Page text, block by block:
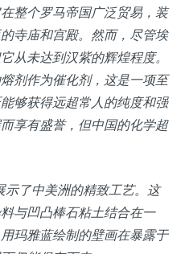
整个罗马帝国广泛贸易，装
寺庙和宫殿。然而，尽管埃
从未达到汉紫的辉煌程度。
剂作为催化剂，这是一项至
够获得远超常人的纯度和强
享有盛誉，但中国的化学超
了中美洲的精致工艺。这
与凹凸棒石粘土结合在一
玛雅蓝绘制的壁画在暴露于